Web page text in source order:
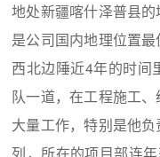
地处新疆喀什泽普县
是公司国内地理位置
西北边陲近4年的时间
队一道，在工程施工
大量工作，特别是他